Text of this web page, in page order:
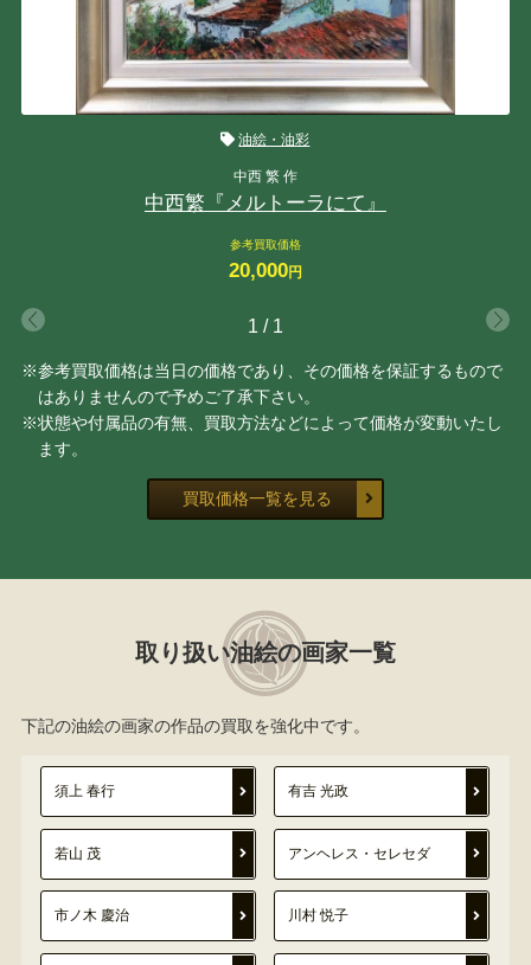
油絵・油彩
中西 繁 作
中西繁『メルトーラにて』
参考買取価格
20,000円
1 / 1
※参考買取価格は当日の価格であり、その価格を保証するもので
はありませんので予めご了承下さい。
※状態や付属品の有無、買取方法などによって価格が変動いたし
ます。
買取価格一覧を見る
取り扱い油絵の画家一覧
下記の油絵の画家の作品の買取を強化中です。
須上 春行 有吉 光政
若山 茂 アンヘレス・セレセダ
市ノ木 慶治 川村 悦子